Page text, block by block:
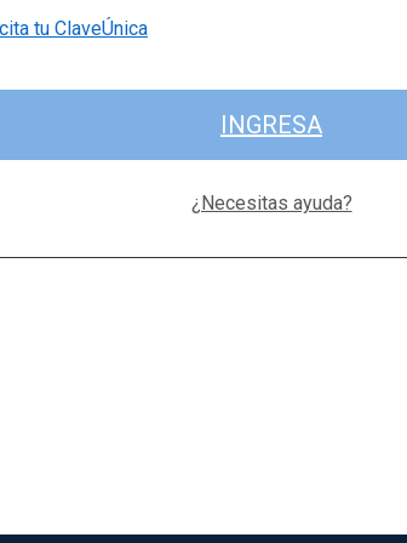
tu ClaveÚnica
INGRESA
¿Necesitas ayuda?